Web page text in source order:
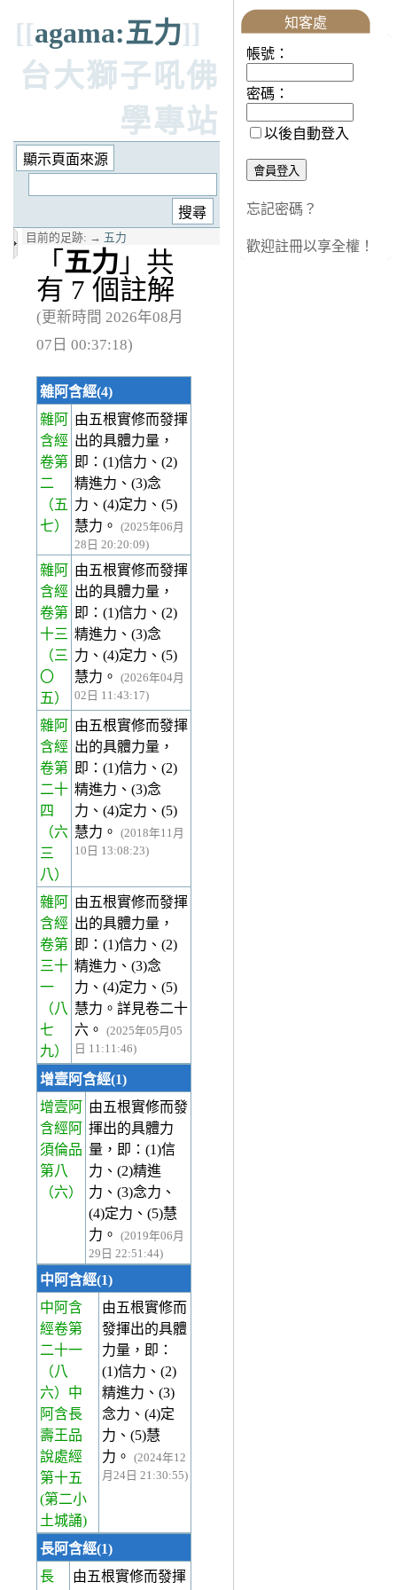
[[agama:五力]]
台大獅子吼佛
學專站
目前的足跡: → 五力
「 五力 」共
有 7 個註解
(更新時間 2026年08月
07日 00:37:18)
雜阿含經(4)
雜阿
含經
卷第
二
（五
七）
由五根實修而發揮
出的具體力量，
即：(1)信力、(2)
精進力、(3)念
力、(4)定力、(5)
慧力。
(2025年06月
28日 20:20:09)
雜阿
含經
卷第
十三
（三
〇
五）
由五根實修而發揮
出的具體力量，
即：(1)信力、(2)
精進力、(3)念
力、(4)定力、(5)
慧力。
(2026年04月
02日 11:43:17)
雜阿
含經
卷第
二十
四
（六
三
八）
由五根實修而發揮
出的具體力量，
即：(1)信力、(2)
精進力、(3)念
力、(4)定力、(5)
慧力。
(2018年11月
10日 13:08:23)
雜阿
含經
卷第
三十
一
（八
七
九）
由五根實修而發揮
出的具體力量，
即：(1)信力、(2)
精進力、(3)念
力、(4)定力、(5)
慧力。詳見卷二十
六。
(2025年05月05
日 11:11:46)
增壹阿含經(1)
增壹阿
含經阿
須倫品
第八
（六）
由五根實修而發
揮出的具體力
量，即：(1)信
力、(2)精進
力、(3)念力、
(4)定力、(5)慧
力。
(2019年06月
29日 22:51:44)
中阿含經(1)
中阿含
經卷第
二十一
（八
六）中
阿含長
壽王品
說處經
第十五
(第二小
土城誦)
由五根實修而
發揮出的具體
力量，即：
(1)信力、(2)
精進力、(3)
念力、(4)定
力、(5)慧
力。
(2024年12
月24日 21:30:55)
長阿含經(1)
長
由五根實修而發揮
知客處
帳號：
密碼：
以後自動登入
忘記密碼？
歡迎註冊以享全權！